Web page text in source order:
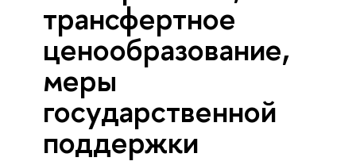
трансфертное
ценообразование,
меры
государственной
поддержки